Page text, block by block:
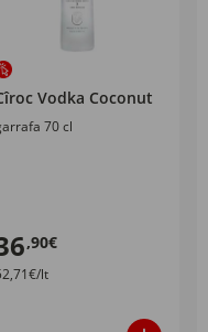
Vodka Coconut
70 cl
,90€
lt